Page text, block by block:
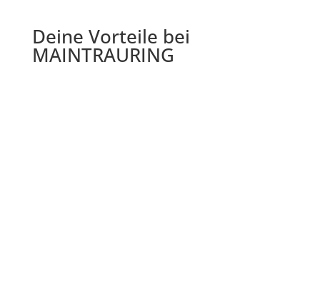
Deine Vorteile bei
MAINTRAURING